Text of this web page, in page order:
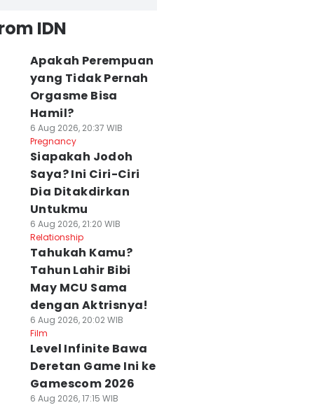
IDN
Apakah Perempuan
yang Tidak Pernah
Orgasme Bisa
Hamil?
6 Aug 2026, 20:37 WIB
Pregnancy
Siapakah Jodoh
Saya? Ini Ciri-Ciri
Dia Ditakdirkan
Untukmu
6 Aug 2026, 21:20 WIB
Relationship
Tahukah Kamu?
Tahun Lahir Bibi
May MCU Sama
dengan Aktrisnya!
6 Aug 2026, 20:02 WIB
Film
Level Infinite Bawa
Deretan Game Ini ke
Gamescom 2026
6 Aug 2026, 17:15 WIB